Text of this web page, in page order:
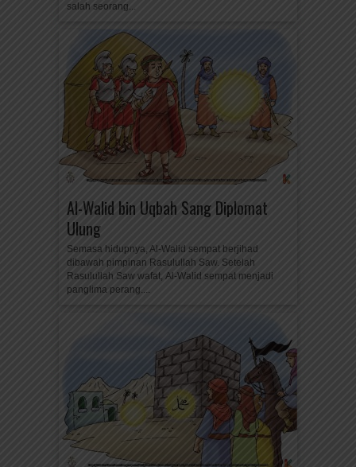
salah seorang...
Al-Walid bin Uqbah Sang Diplomat
Ulung
Semasa hidupnya, Al-Walid sempat berjihad
dibawah pimpinan Rasulullah Saw. Setelah
Rasulullah Saw wafat, Al-Walid sempat menjadi
panglima perang....